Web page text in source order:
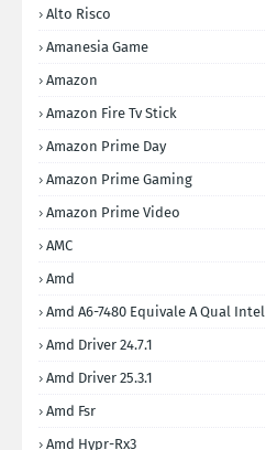
Alto Risco
Amanesia Game
Amazon
Amazon Fire Tv Stick
Amazon Prime Day
Amazon Prime Gaming
Amazon Prime Video
AMC
Amd
Amd A6-7480 Equivale A Qual Intel
Amd Driver 24.7.1
Amd Driver 25.3.1
Amd Fsr
Amd Hypr-Rx3